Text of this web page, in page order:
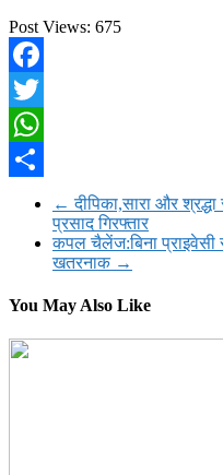
Post Views: 675
Facebook
Twitter
WhatsApp
← दीपिका,सारा और
प्रसाद गिरफ्तार
कपल चैलेंज:बिना प्राइवेसी
खतरनाक →
You May Also Like